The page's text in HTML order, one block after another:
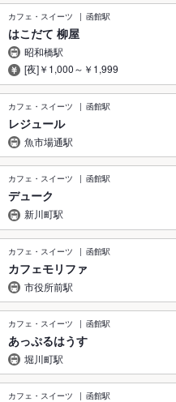
カフェ・スイーツ 函館駅
はこだて 柳屋
昭和橋駅
[夜]￥1,000～￥1,999
カフェ・スイーツ 函館駅
レジュール
魚市場通駅
カフェ・スイーツ 函館駅
デューク
新川町駅
カフェ・スイーツ 函館駅
カフェモリファ
市役所前駅
カフェ・スイーツ 函館駅
あっぷるはうす
堀川町駅
カフェ・スイーツ 函館駅